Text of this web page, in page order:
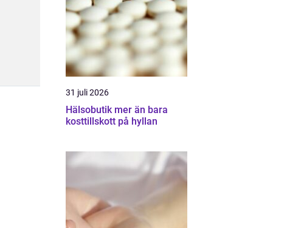
31 juli 2026
Hälsobutik mer än bara
kosttillskott på hyllan